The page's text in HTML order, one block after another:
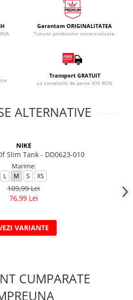
Garantam ORIGINALITATEA
Tuturor produselor comercializate.
Transport GRATUIT
La comenzile de peste 300 RON
ALTERNATIVE
NIKE
Slim Tank - DD0623-010
Marime:
L M S XS
109,99 Lei
76,99 Lei
VARIANTE
CUMPARATE